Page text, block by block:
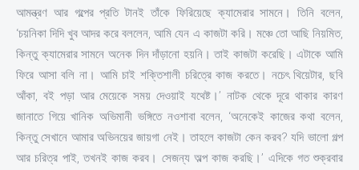
আমন্ত্রণ আর গল্পের প্রতি টানই তাঁকে ফিরিয়েছে ক্যামেরার সামনে। তিনি বলেন,
‘চয়নিকা দিদি খুব আদর করে বললেন, আমি যেন এ কাজটা করি। মঞ্চে তো আছি নিয়মিত,
কিন্তু ক্যামেরার সামনে অনেক দিন দাঁড়ানো হয়নি। তাই কাজটা করেছি। এটাকে আমি
ফিরে আসা বলি না। আমি চাই শক্তিশালী চরিত্রে কাজ করতে। নচেৎ থিয়েটার, ছবি
আঁকা, বই পড়া আর মেয়েকে সময় দেওয়াই যথেষ্ট।’ নাটক থেকে দূরে থাকার কারণ
জানাতে গিয়ে খানিক অভিমানী ভঙ্গিতে নওশাবা বলেন, ‘অনেকেই কাজের কথা বলেন,
কিন্তু সেখানে আমার অভিনয়ের জায়গা নেই। তাহলে কাজটা কেন করব? যদি ভালো গল্প
আর চরিত্র পাই, তখনই কাজ করব। সেজন্য অল্প কাজ করছি।’ এদিকে গত শুক্রবার